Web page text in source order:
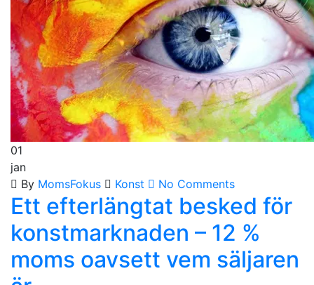
01
jan
By MomsFokus Konst No Comments
Ett efterlängtat besked för
konstmarknaden – 12 %
moms oavsett vem säljaren